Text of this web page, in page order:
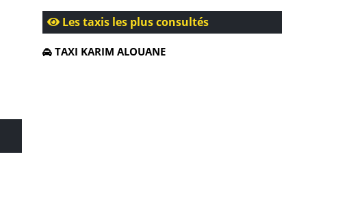
Les taxis les plus consultés
TAXI KARIM ALOUANE